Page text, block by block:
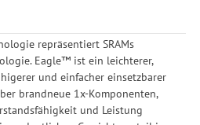
repräsentiert SRAMs
Eagle™ ist ein leichterer,
und einfacher einsetzbarer
brandneue 1x-Komponenten,
und Leistung